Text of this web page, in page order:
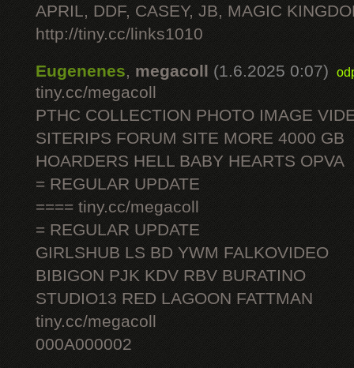
APRIL, DDF, CASEY, JB, MAGIC
http://tiny.cc/links1010
Eugenenes, megacoll (1.6.2025 0:07)
tiny.cc/megacoll
PTHC COLLECTION PHOTO IMAGE
SITERIPS FORUM SITE MORE 4000 GB
HOARDERS HELL BABY HEARTS OPVA
= REGULAR UPDATE
==== tiny.cc/megacoll
= REGULAR UPDATE
GIRLSHUB LS BD YWM FALKOVIDEO
BIBIGON PJK KDV RBV BURATINO
STUDIO13 RED LAGOON FATTMAN
tiny.cc/megacoll
000A000002